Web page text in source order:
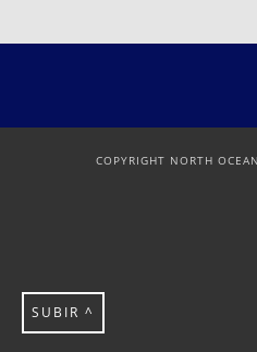
COPYRIGHT NORTH
SUBIR ^